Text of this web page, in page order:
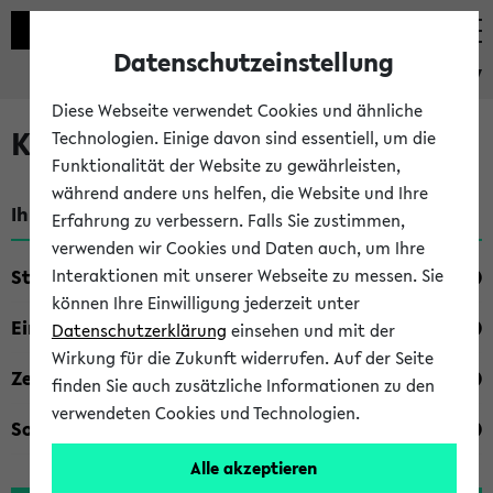
eKVV
Kombisuche im eKVV
Ihre Suchkriterien:
Studienfach
Einrichtung
Zeiten
Sonstiges
Datenschutzeinstellung
Diese Webseite verwendet Cookies und ähnliche
Technologien. Einige davon sind essentiell, um die
Funktionalität der Website zu gewährleisten,
während andere uns helfen, die Website und Ihre
Erfahrung zu verbessern. Falls Sie zustimmen,
verwenden wir Cookies und Daten auch, um Ihre
Interaktionen mit unserer Webseite zu messen. Sie
können Ihre Einwilligung jederzeit unter
Datenschutzerklärung einsehen und mit der
Wirkung für die Zukunft widerrufen. Auf der Seite
finden Sie auch zusätzliche Informationen zu den
verwendeten Cookies und Technologien.
Alle akzeptieren